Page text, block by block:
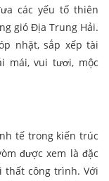
các yếu tố thiên
gió Địa Trung Hải.
nhặt, sắp xếp tài
mái, vui tươi, mộc
tế trong kiến trúc
được xem là đặc
thất công trình. Với